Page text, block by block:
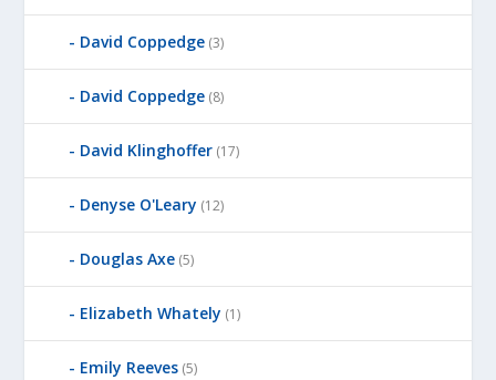
David Coppedge (3)
David Coppedge (8)
David Klinghoffer (17)
Denyse O'Leary (12)
Douglas Axe (5)
Elizabeth Whately (1)
Emily Reeves (5)